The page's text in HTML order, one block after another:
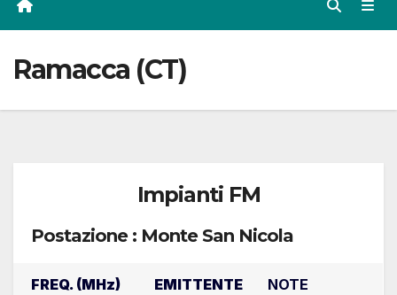
Ramacca (CT)
Impianti FM
Postazione : Monte San Nicola
FREQ. (MHz) EMITTENTE NOTE